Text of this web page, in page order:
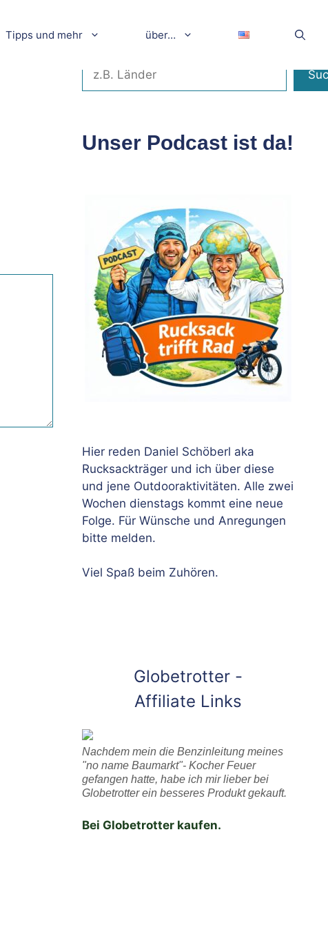
Tipps und mehr über…
Unser Podcast ist da!
Hier reden Daniel Schöberl aka
Rucksackträger und ich über diese
und jene Outdooraktivitäten. Alle zwei
Wochen dienstags kommt eine neue
Folge. Für Wünsche und Anregungen
bitte melden.
Viel Spaß beim Zuhören.
Globetrotter -
Affiliate Links
Nachdem mein die Benzinleitung meines
"no name Baumarkt"- Kocher Feuer
gefangen hatte, habe ich mir lieber bei
Globetrotter ein besseres Produkt gekauft.
Bei Globetrotter kaufen.